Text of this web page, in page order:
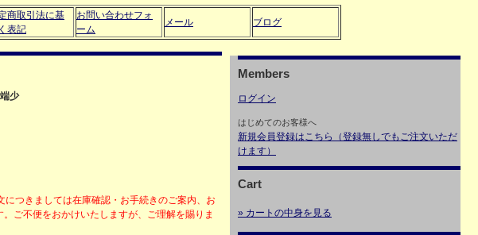
商取引法に基
表記
お問い合わせフォ
ーム
メール ブログ
少
つきましては在庫確認・お手続きのご案内、お
ご不便をおかけいたしますが、ご理解を賜りま
Members
ログイン
はじめてのお客様へ
新規会員登録はこちら（登録無しでもご注文いただ
けます）
Cart
» カートの中身を見る